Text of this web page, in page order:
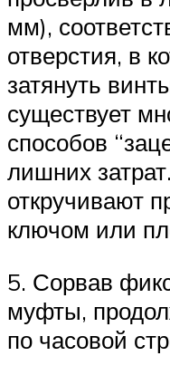
мм),
отверстия, в
затянуть
существует
способов
лишних
откручивают
ключом или
5. Сорвав
муфты,
по часовой